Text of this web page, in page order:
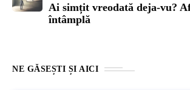
Ai simțit vreodată deja-vu?
întâmplă
NE GĂSEȘTI ȘI AICI